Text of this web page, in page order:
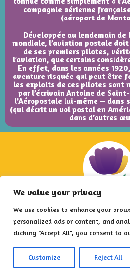
We value your privacy
We use cookies to enhance your
personalized ads or content, and
clicking "Accept All", you consent to
Customize Reject All
compagnie aérienne
(aéroport de
Développée au lendemain de
mondiale, l’aviation postale doit
de ses premiers pilotes,
l’aviation, que certains
En effet, dans les années
aventure risquée qui peut être
les exploits de ces pilotes sont
par l’écrivain Antoine de
l’Aéropostale lui-même — dans
(qui décrit un vol postal en
dans d’autres
CE N’ÉTAIT PAS LA
RÉESSAYE
Scannez un autre QR code de la
question pétale et
2026 – Floral Poursuite est un jeu
Ville de